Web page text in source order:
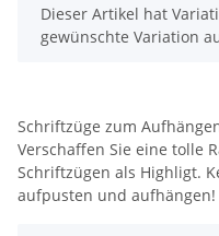
x
Dieser Artikel hat
gewünschte Variation
Schriftzüge zum
Verschaffen Sie eine tolle
Schriftzügen als Highligt.
aufpusten und aufhängen!